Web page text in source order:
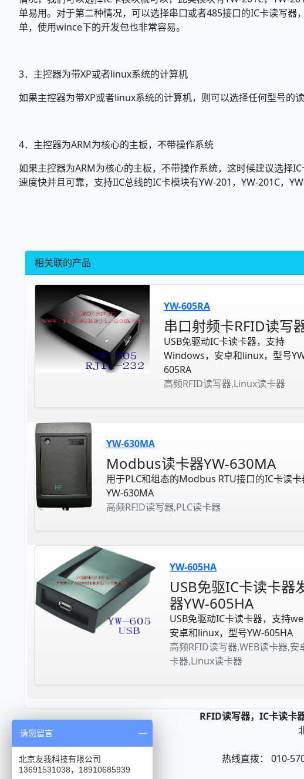
单易用。对于第二种情况，可以选择串口或者485接口的IC卡读写器
单，使用wince下的开发包也非常容易。
3． 主控器为带XP或者linux系统的计算机
如果主控器为带XP或者linux系统的计算机，则可以选择任何型号的
4． 主控器为ARM为核心的主板，不带操作系统
如果主控器为ARM为核心的主板，不带操作系统，这时候建议选择
速度快并且可靠，支持IIC总线的IC卡模块有YW-201，YW-201C，
相关联的产品
YW-605RA
串口射频卡RFID读写
USB免驱动IC卡读卡器，支持
Windows，安卓和linux，型号
605RA
高频RFID读写器,Linux读卡器
YW-630MA
Modbus读卡器YW-630MA
用于PLC和组态的Modbus RTU接口的IC卡读卡
YW-630MA
高频RFID读写器,PLC读卡器
YW-605HA
USB免驱IC卡读卡器
器YW-605HA
USB免驱动IC卡读卡器，支持
安卓和linux，型号YW-605HA
高频RFID读写器,WEB读卡器,安
卡器,Linux读卡器
RFID读写器，IC卡读卡
热线直拨： 010-
请您留言
北京友我科技有限公司
13691531038，18910685939